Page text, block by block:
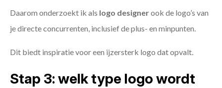
Daarom onderzoekt ik als logo designerook de logo’s van
je directe concurrenten, inclusief de plus- en minpunten.
Dit biedt inspiratie voor een ijzersterk logo dat opvalt.
Stap 3: welk type logo wordt